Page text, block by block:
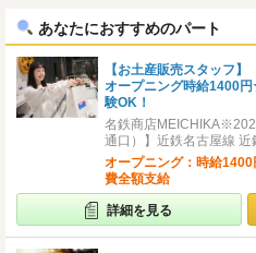
あなたにおすすめのパート
【お土産販売スタッフ】
オープニング時給1400
験OK！
名鉄商店
通口）】近鉄名古屋線
オープニング：時給
費全額支給
詳細を見る